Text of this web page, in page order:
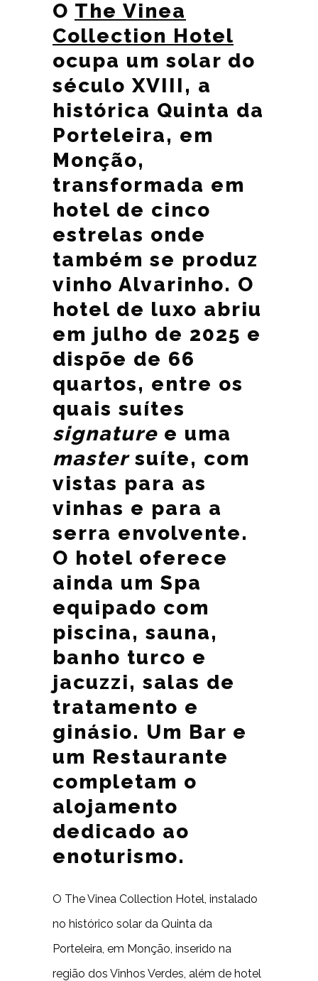
O The Vinea
Collection Hotel
ocupa um solar do
século XVIII, a
histórica Quinta da
Porteleira, em
Monção,
transformada em
hotel de cinco
estrelas onde
também se produz
vinho Alvarinho. O
hotel de luxo abriu
em julho de 2025 e
dispõe de 66
quartos, entre os
quais suítes
signature e uma
mastersuíte, com
vistas para as
vinhas e para a
serra envolvente.
O hotel oferece
ainda um Spa
equipado com
piscina, sauna,
banho turco e
jacuzzi, salas de
tratamento e
ginásio. Um Bar e
um Restaurante
completam o
alojamento
dedicado ao
enoturismo.
O The Vinea Collection Hotel, instalado
no histórico solar da Quinta da
Porteleira, em Monção, inserido na
região dos Vinhos Verdes, além de hotel